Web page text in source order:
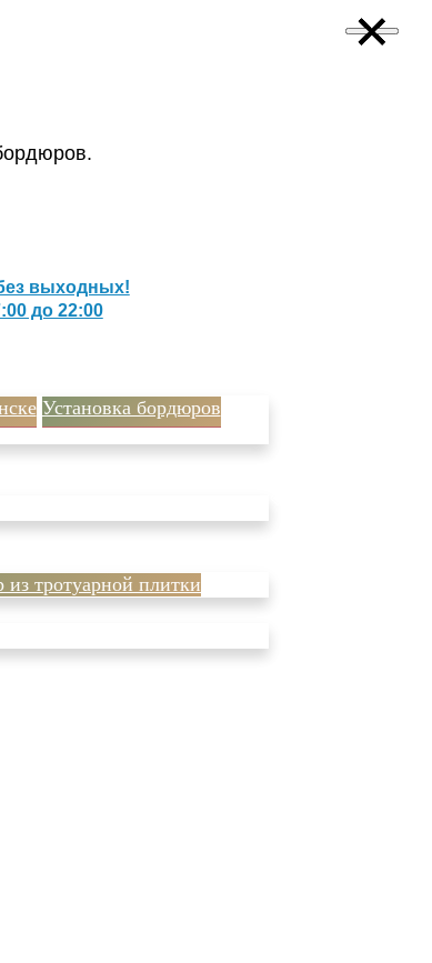
выходных!
до 22:00
Установка бордюров
из тротуарной плитки
×
×
×
×